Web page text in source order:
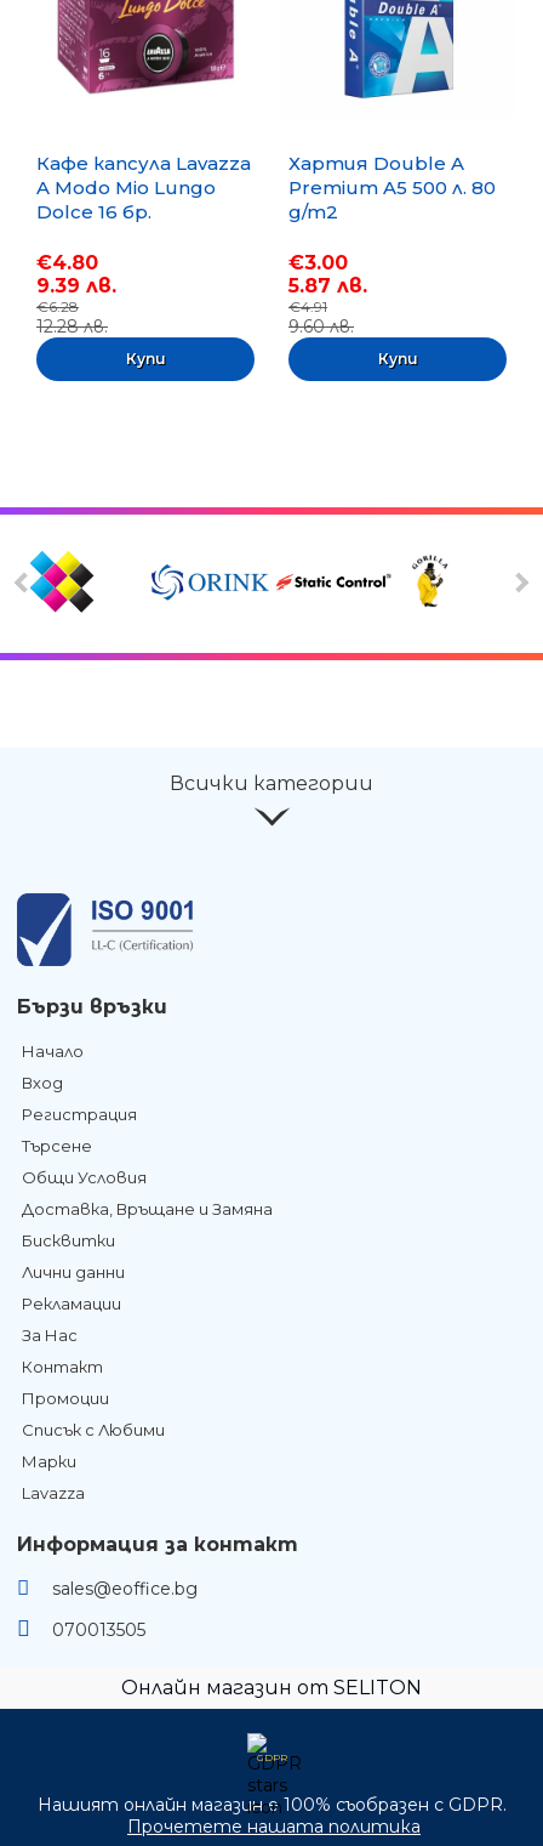
Кафе капсула Lavazza
A Modo Mio Lungo
Dolce 16 бр.
€4.80
9.39 лв.
€6.28
12.28 лв.
Хартия Double A
Premium A5 500 л. 80
g/m2
€3.00
5.87 лв.
€4.91
9.60 лв.
Всички категории
Бързи връзки
Начало
Вход
Регистрация
Търсене
Общи Условия
Доставка, Връщане и Замяна
Бисквитки
Лични данни
Рекламации
За Нас
Контакт
Промоции
Списък с Любими
Марки
Lavazza
Информация за контакт
sales@eoffice.bg
070013505
Онлайн магазин от SELITON
GDPR
Нашият онлайн магазин е 100% съобразен с GDPR.
Прочетете нашата политика